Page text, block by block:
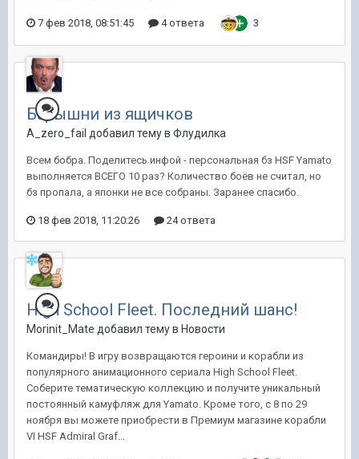
7 фев 2018, 08:51:45 4 ответа 3
Барышни из ящичков
A_zero_fail добавил тему в Флудилка
Всем бобра. Поделитесь инфой - персональная бз HSF Yamato
выполняется ВСЕГО 10 раз? Количество боёв не считал, но
бз пропала, а японки не все собраны. Заранее спасибо.
18 фев 2018, 11:20:26 24 ответа
High School Fleet. Последний шанс!
Morinit_Mate добавил тему в Новости
Командиры! В игру возвращаются героини и корабли из
популярного анимационного сериала High School Fleet.
Соберите тематическую коллекцию и получите уникальный
постоянный камуфляж для Yamato. Кроме того, с 8 по 29
ноября вы можете приобрести в Премиум магазине корабли
VI HSF Admiral Graf...